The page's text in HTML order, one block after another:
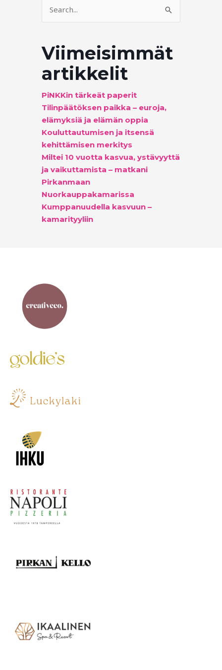
Search
for:
Viimeisimmät
artikkelit
PiNKKin tärkeät paperit
Tilinpäätöksen paikka – euroja,
elämyksiä ja elämän oppia
Kouluttautumisen ja itsensä
kehittämisen merkitys
Miltei 10 vuotta kasvua, ystävyyttä
ja vaikuttamista – matkani
Pirkanmaan
Nuorkauppakamarissa
Kumppanuudella kasvuun –
kamarityyliin